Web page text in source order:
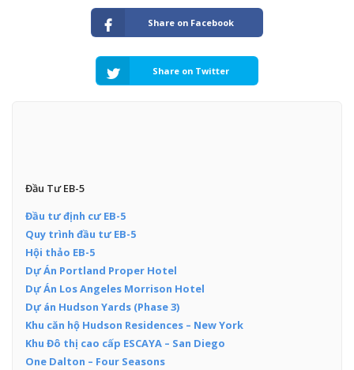
Share on Facebook
Share on Twitter
Đầu Tư EB-5
Đầu tư định cư EB-5
Quy trình đầu tư EB-5
Hội thảo EB-5
Dự Án Portland Proper Hotel
Dự Án Los Angeles Morrison Hotel
Dự án Hudson Yards (Phase 3)
Khu căn hộ Hudson Residences – New York
Khu Đô thị cao cấp ESCAYA – San Diego
One Dalton – Four Seasons